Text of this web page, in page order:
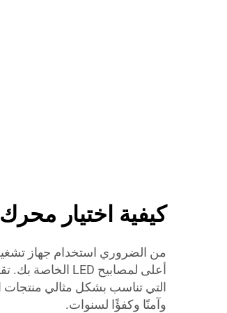
كيفية اختيار محرك LED المناسب لشرائطك
وآمنًا وكفؤًا لسنوات.